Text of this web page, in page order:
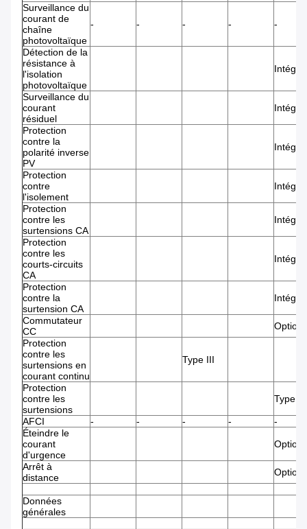
Surveillance du
courant de
chaîne
photovoltaïque
- - - - -
Détection de la
résistance à
l'isolation
photovoltaïque
Intégré
Surveillance du
courant
résiduel
Intégré
Protection
contre la
polarité inverse
PV
Intégré
Protection
contre
l'isolement
Intégré
Protection
contre les
surtensions CA
Intégré
Protection
contre les
courts-circuits
CA
Intégré
Protection
contre la
surtension CA
Intégré
Commutateur
CC
Protection
contre les
surtensions en
courant continu
Type III
Protection
contre les
surtensions
Type III
AFCI - - - -
-
Éteindre le
courant
d'urgence
Arrêt à
distance
Données
générales